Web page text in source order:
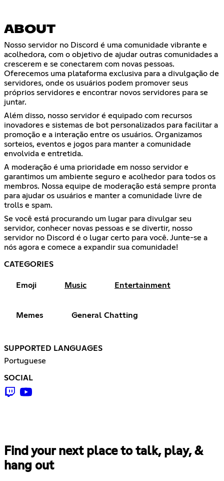
ABOUT
Nosso servidor no Discord é uma comunidade vibrante e
acolhedora, com o objetivo de ajudar outras comunidades a
crescerem e se conectarem com novas pessoas.
Oferecemos uma plataforma exclusiva para a divulgação de
servidores, onde os usuários podem promover seus
próprios servidores e encontrar novos servidores para se
juntar.
Além disso, nosso servidor é equipado com recursos
inovadores e sistemas de bot personalizados para facilitar a
promoção e a interação entre os usuários. Organizamos
sorteios, eventos e jogos para manter a comunidade
envolvida e entretida.
A moderação é uma prioridade em nosso servidor e
garantimos um ambiente seguro e acolhedor para todos os
membros. Nossa equipe de moderação está sempre pronta
para ajudar os usuários e manter a comunidade livre de
trolls e spam.
Se você está procurando um lugar para divulgar seu
servidor, conhecer novas pessoas e se divertir, nosso
servidor no Discord é o lugar certo para você. Junte-se a
nós agora e comece a expandir sua comunidade!
CATEGORIES
Emoji Music Entertainment
Memes General Chatting
SUPPORTED LANGUAGES
Portuguese
SOCIAL
Find your next place to talk, play, &
hang out